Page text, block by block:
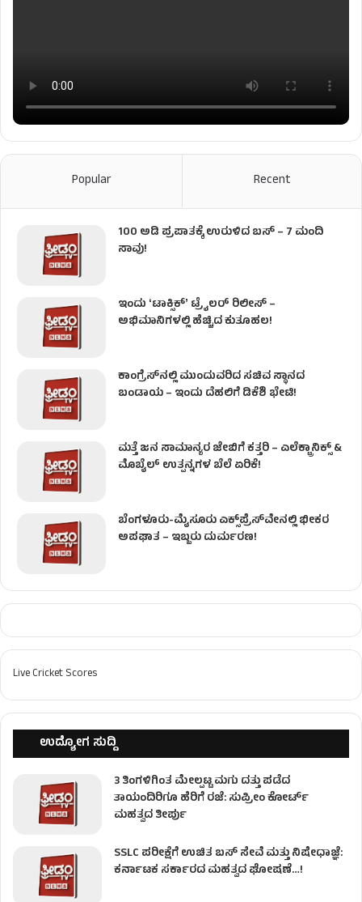
Popular Recent
100 ಅಡಿ ಪ್ರಪಾತಕ್ಕೆ ಉರುಳಿದ ಬಸ್‌ – 7 ಮಂದಿ
ಸಾವು!
ಇಂದು ʻಟಾಕ್ಸಿಕ್ʼ ಟ್ರೈಲರ್ ರಿಲೀಸ್‌ –
ಅಭಿಮಾನಿಗಳಲ್ಲಿ ಹೆಚ್ಚಿದ ಕುತೂಹಲ!
ಕಾಂಗ್ರೆಸ್​ನಲ್ಲಿ ಮುಂದುವರಿದ ಸಚಿವ ಸ್ಥಾನದ
ಬಂಡಾಯ – ಇಂದು ದೆಹಲಿಗೆ ಡಿಕೆಶಿ ಭೇಟಿ!
ಮತ್ತೆ ಜನ ಸಾಮಾನ್ಯರ ಜೇಬಿಗೆ ಕತ್ತರಿ – ಎಲೆಕ್ಟ್ರಾನಿಕ್ಸ್ &
ಮೊಬೈಲ್ ಉತ್ಪನ್ನಗಳ ಬೆಲೆ ಏರಿಕೆ!
ಬೆಂಗಳೂರು-ಮೈಸೂರು ಎಕ್ಸ್‌ಪ್ರೆಸ್‌ವೇನಲ್ಲಿ ಭೀಕರ
ಅಪಘಾತ – ಇಬ್ಬರು ದುರ್ಮರಣ!
Live Cricket Scores
ಉದ್ಯೋಗ ಸುದ್ದಿ
3 ತಿಂಗಳಿಗಿಂತ ಮೇಲ್ಪಟ್ಟ ಮಗು ದತ್ತು ಪಡೆದ
ತಾಯಂದಿರಿಗೂ ಹೆರಿಗೆ ರಜೆ: ಸುಪ್ರೀಂ ಕೋರ್ಟ್
ಮಹತ್ವದ ತೀರ್ಪು
SSLC ಪರೀಕ್ಷೆಗೆ ಉಚಿತ ಬಸ್ ಸೇವೆ ಮತ್ತು ನಿಷೇಧಾಜ್ಞೆ:
ಕರ್ನಾಟಕ ಸರ್ಕಾರದ ಮಹತ್ವದ ಘೋಷಣೆ…!